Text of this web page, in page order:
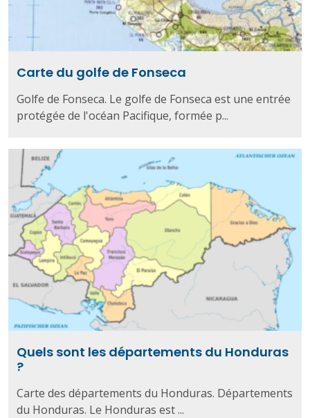
Carte du golfe de Fonseca
Golfe de Fonseca. Le golfe de Fonseca est une entrée
protégée de l'océan Pacifique, formée p...
Quels sont les départements du Honduras
?
Carte des départements du Honduras. Départements
du Honduras. Le Honduras est ...